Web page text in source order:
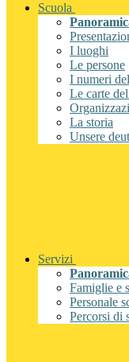
Scuola
I luoghi
Le persone
I numeri
Le carte
La storia
Unsere
Servizi
Famiglie e
Personale
Percorsi di